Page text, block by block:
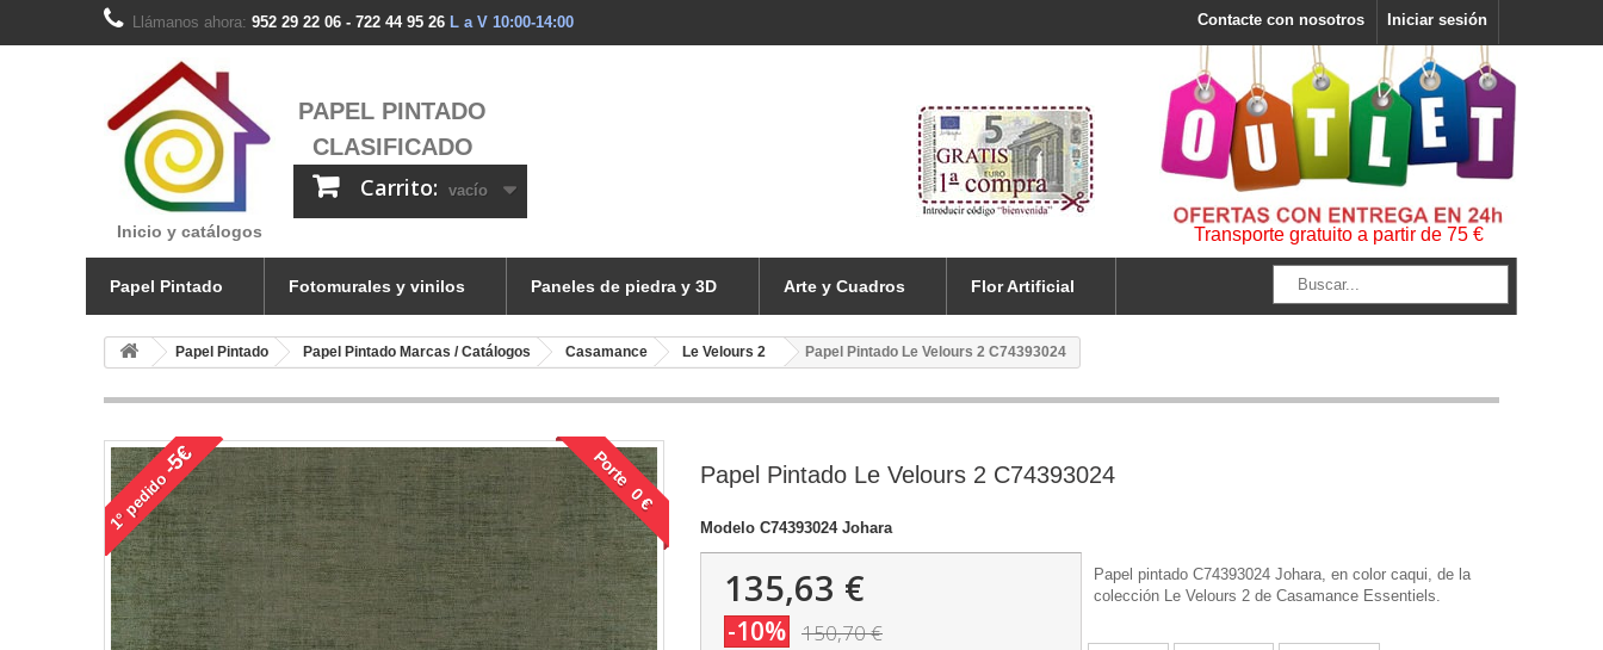
Iniciar sesión
Contacte con nosotros
Llámanos ahora: 952 29 22 06 - 722 44 95 26 L a V 10:00-14:00
Inicio y catálogos
PAPEL PINTADO
CLASIFICADO
Transporte gratuito a partir de 75 €
Carrito: vacío
Papel Pintado Fotomurales y vinilos Paneles de piedra y 3D Arte y Cuadros Flor Artificial
Papel Pintado Papel Pintado Marcas / Catálogos Casamance Le Velours 2 Papel Pintado Le Velours 2 C74393024
1°
pedido
-5€ Porte 0 € Papel Pintado Le Velours 2 C74393024
Modelo C74393024 Johara
135,63 €
-10% 150,70 €
Papel pintado C74393024 Johara, en color caqui, de la
colección Le Velours 2 de Casamance Essentiels.